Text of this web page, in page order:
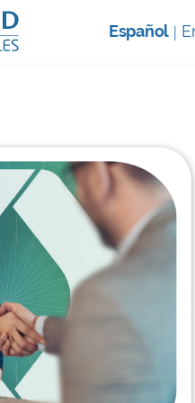
Español |
en